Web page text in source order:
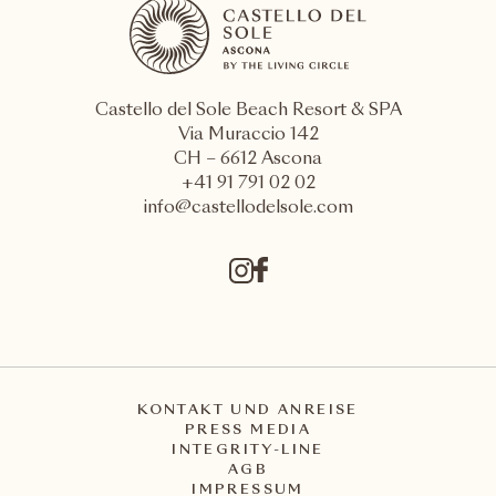
Castello del Sole Beach Resort & SPA
Via Muraccio 142
CH – 6612 Ascona
+41 91 791 02 02
info@castellodelsole.com
KONTAKT UND ANREISE
PRESS MEDIA
INTEGRITY-LINE
AGB
IMPRESSUM